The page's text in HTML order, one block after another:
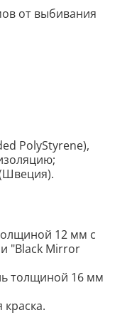
от выбивания
PolyStyrene),
12 мм с
"Black Mirror
толщиной 16 мм